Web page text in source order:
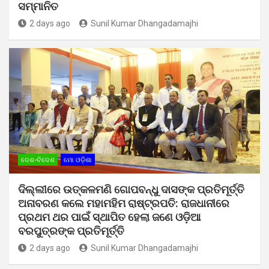
ସମ୍ମାନିତ
2 days ago Sunil Kumar Dhangadamajhi
ଦେଶ-ବିଦେଶ ମୋ ଓଡ଼ିଶା
ଦିଲ୍ଲୀରେ ଉତ୍କଳମଣି ଗୋପବନ୍ଧୁ ଦାସଙ୍କ ପ୍ରତିମୂର୍ତ୍ତି
ଅନାବରଣ କଲେ ମହାମହିମ ରାଷ୍ଟ୍ରପତି: ରାଜଧାନୀରେ
ପ୍ରଥମ ଥର ପାଇଁ ସ୍ଥାପିତ ହେଲା ଜଣେ ଓଡ଼ିଆ
ବରପୁତ୍ରଙ୍କ ପ୍ରତିମୂର୍ତ୍ତି
2 days ago Sunil Kumar Dhangadamajhi